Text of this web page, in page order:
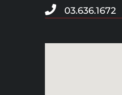
03.636.1672